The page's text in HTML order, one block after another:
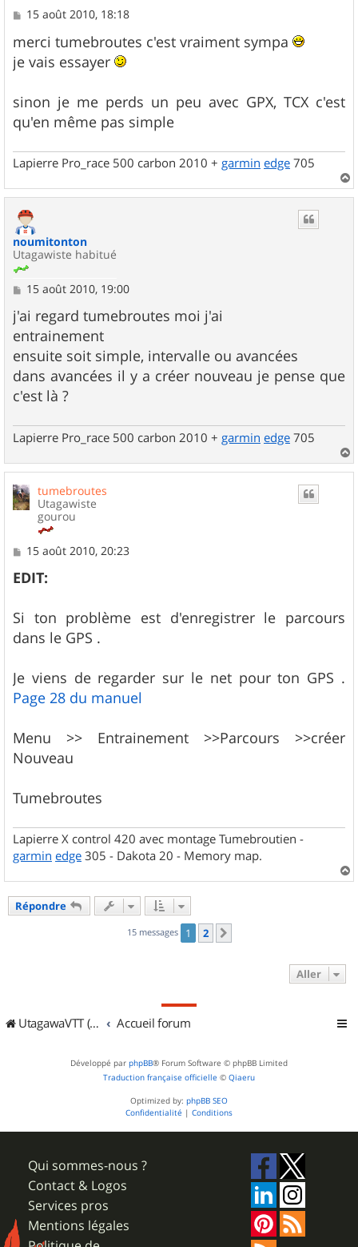
M
s
s
a
15 août 2010, 18:18
merci tumebroutes c'est vraiment sympa
je vais essayer
sinon je me perds un peu avec GPX, TCX c'est
qu'en même pas simple
Lapierre Pro_race 500 carbon 2010 + garmin edge 705
a
noumitonton
Utagawiste habitué
M
s
s
a
g
e
15 août 2010, 19:00
j'ai regard tumebroutes moi j'ai
entrainement
ensuite soit simple, intervalle ou avancées
dans avancées il y a créer nouveau je pense que
c'est là ?
Lapierre Pro_race 500 carbon 2010 + garmin edge 705
a
u
tumebroutes
Utagawiste
gourou
M
s
s
g
e
15 août 2010, 20:23
EDIT:
Si ton problème est d'enregistrer le parcours
dans le GPS .
Je viens de regarder sur le net pour ton GPS .
Page 28 du manuel
Menu >> Entrainement >>Parcours >>créer
Nouveau
Tumebroutes
Lapierre X control 420 avec montage Tumebroutien -
garmin edge 305 - Dakota 20 - Memory map.
a
Répondre
15 messages 1 2
Aller
UtagawaVTT (Randos VTT et VTTAE avec traces GPS) Accueil forum
Développé par phpBB® Forum Software © phpBB Limited
Traduction française officielle © Qiaeru
Optimized by: phpBB SEO
Confidentialité | Conditions
Qui sommes-nous ?
Contact & Logos
Services pros
Mentions légales